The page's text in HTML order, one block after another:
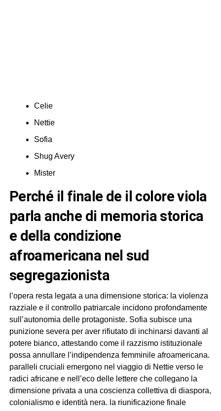
Celie
Nettie
Sofia
Shug Avery
Mister
perché il finale de il colore viola
parla anche di memoria storica
e della condizione
afroamericana nel sud
segregazionista
l’opera resta legata a una dimensione storica: la violenza
razziale e il controllo patriarcale incidono profondamente
sull’autonomia delle protagoniste. Sofia subisce una
punizione severa per aver rifiutato di inchinarsi davanti al
potere bianco, attestando come il razzismo istituzionale
possa annullare l’indipendenza femminile afroamericana.
paralleli cruciali emergono nel viaggio di Nettie verso le
radici africane e nell’eco delle lettere che collegano la
dimensione privata a una coscienza collettiva di diaspora,
colonialismo e identità nera. la riunificazione finale